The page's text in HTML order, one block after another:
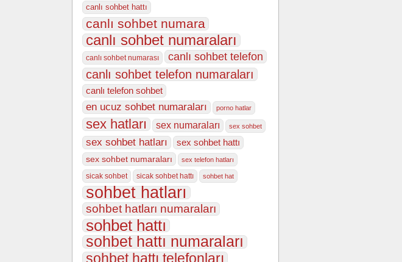
canlı sohbet hattı
canlı sohbet numara
canlı sohbet numaraları
canlı sohbet numarası canlı sohbet telefon
canlı sohbet telefon numaraları
canlı telefon sohbet
en ucuz sohbet numaraları porno hatlar
sex hatları sex numaraları sex sohbet
sex sohbet hatları
sex sohbet hattı
sex sohbet numaraları
sex telefon hatları
sicak sohbet sicak sohbet hattı sohbet hat
sohbet hatları
sohbet hatları numaraları
sohbet hattı
sohbet hattı numaraları
sohbet hattı telefonları